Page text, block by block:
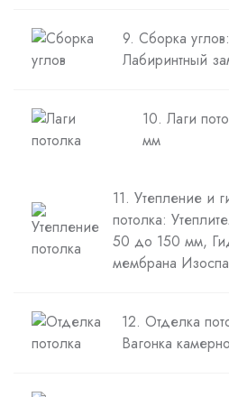
9. Сборка
Лабиринтный
10. Лаги
мм
11. Утепление и
потолка:
50 до 150 мм,
мембрана
12. Отделка
Вагонка